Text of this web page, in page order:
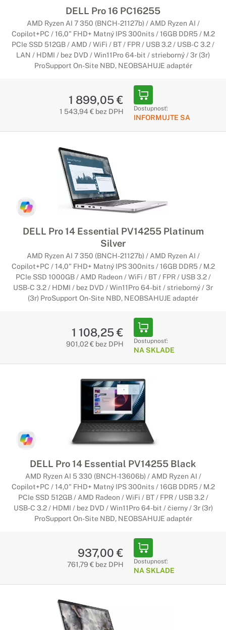
DELL Pro 16 PC16255
AMD Ryzen AI 7 350 (BNCH-21127b) / AMD Ryzen AI /
Copilot+PC / 16,0" FHD+ Matný IPS 300nits / 16GB DDR5 / M.2
PCIe SSD 512GB / AMD / WiFi / BT / FPR / USB 3.2 / USB-C 3.2 /
LAN / HDMI / bez DVD / Win11Pro 64-bit / strieborný / 3r (3r)
ProSupport On-Site NBD, NEOBSAHUJE adaptér
1 899,05 €
1 543,94 € bez DPH Dostupnosť:
INFORMUJTE SA
DELL Pro 14 Essential PV14255 Platinum
Silver
AMD Ryzen AI 7 350 (BNCH-21127b) / AMD Ryzen AI /
Copilot+PC / 14,0" FHD+ Matný IPS 300nits / 16GB DDR5 / M.2
PCIe SSD 1000GB / AMD Radeon / WiFi / BT / FPR / USB 3.2 /
USB-C 3.2 / HDMI / bez DVD / Win11Pro 64-bit / strieborný / 3r
(3r) ProSupport On-Site NBD, NEOBSAHUJE adaptér
1 108,25 €
901,02 € bez DPH Dostupnosť:
NA SKLADE
DELL Pro 14 Essential PV14255 Black
AMD Ryzen AI 5 330 (BNCH-13606b) / AMD Ryzen AI /
Copilot+PC / 14,0" FHD+ Matný IPS 300nits / 16GB DDR5 / M.2
PCIe SSD 512GB / AMD Radeon / WiFi / BT / FPR / USB 3.2 /
USB-C 3.2 / HDMI / bez DVD / Win11Pro 64-bit / čierny / 3r (3r)
ProSupport On-Site NBD, NEOBSAHUJE adaptér
937,00 €
761,79 € bez DPH Dostupnosť:
NA SKLADE